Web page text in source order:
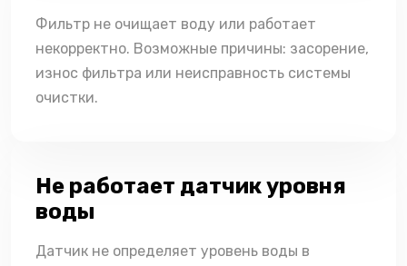
Фильтр не очищает воду или работает
некорректно. Возможные причины: засорение,
износ фильтра или неисправность системы
очистки.
Не работает датчик уровня
воды
Датчик не определяет уровень воды в